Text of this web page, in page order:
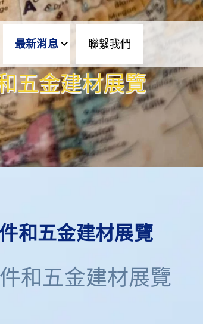
最新消息 聯繫我們
五金建材展覽
和五金建材展覽
和五金建材展覽